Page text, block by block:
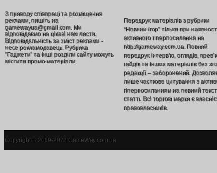
З приводу співпраці та розміщення
реклами, пишіть на
gamewayua@gmail.com. Ми
відповідаємо на цікаві нам листи.
Відповідальність за зміст реклами -
несе рекламодавець. Рубрика
"Гаджети" та інші розділи сайту можуть
містити промо-матеріали.
Передрук матеріалів з рубрики
“Новини ігор” тільки при
активного гіперпосилання на
http://gameway.com.ua. Повний
передрук інтерв’ю, оглядів,
гайдів та інших матеріалів без
редакції – заборонений.
лише часткове цитування з
гіперпосиланням на повний текст
статті. Всі торгові марки є
правовласників.
Copyright © 2009-2023 GameWay.com.ua